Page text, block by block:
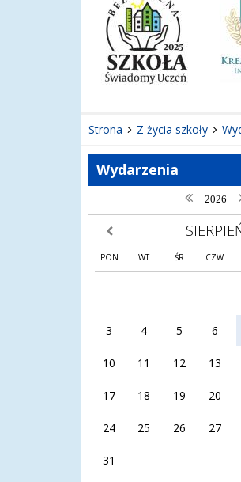
Strona Z życia szkoły
Wydarzenia
poprzedni
2026
poprzedni miesiąc
PON WT ŚR CZW
3 4 5 6
10 11 12 13
17 18 19 20
24 25 26 27
31